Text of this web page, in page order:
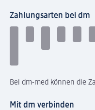
Zahlungsarten bei dm
Bei dm-med können die
Mit dm verbinden